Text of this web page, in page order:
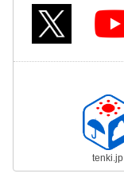
tenki.jp